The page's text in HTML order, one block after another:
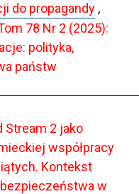
do propagandy ,
78 Nr 2 (2025):
polityka,
państw
Stream 2 jako
współpracy
Kontekst
w